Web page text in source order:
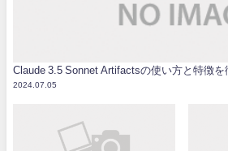
Claude 3.5 Sonnet Artifactsの使い方と特徴を
2024.07.05